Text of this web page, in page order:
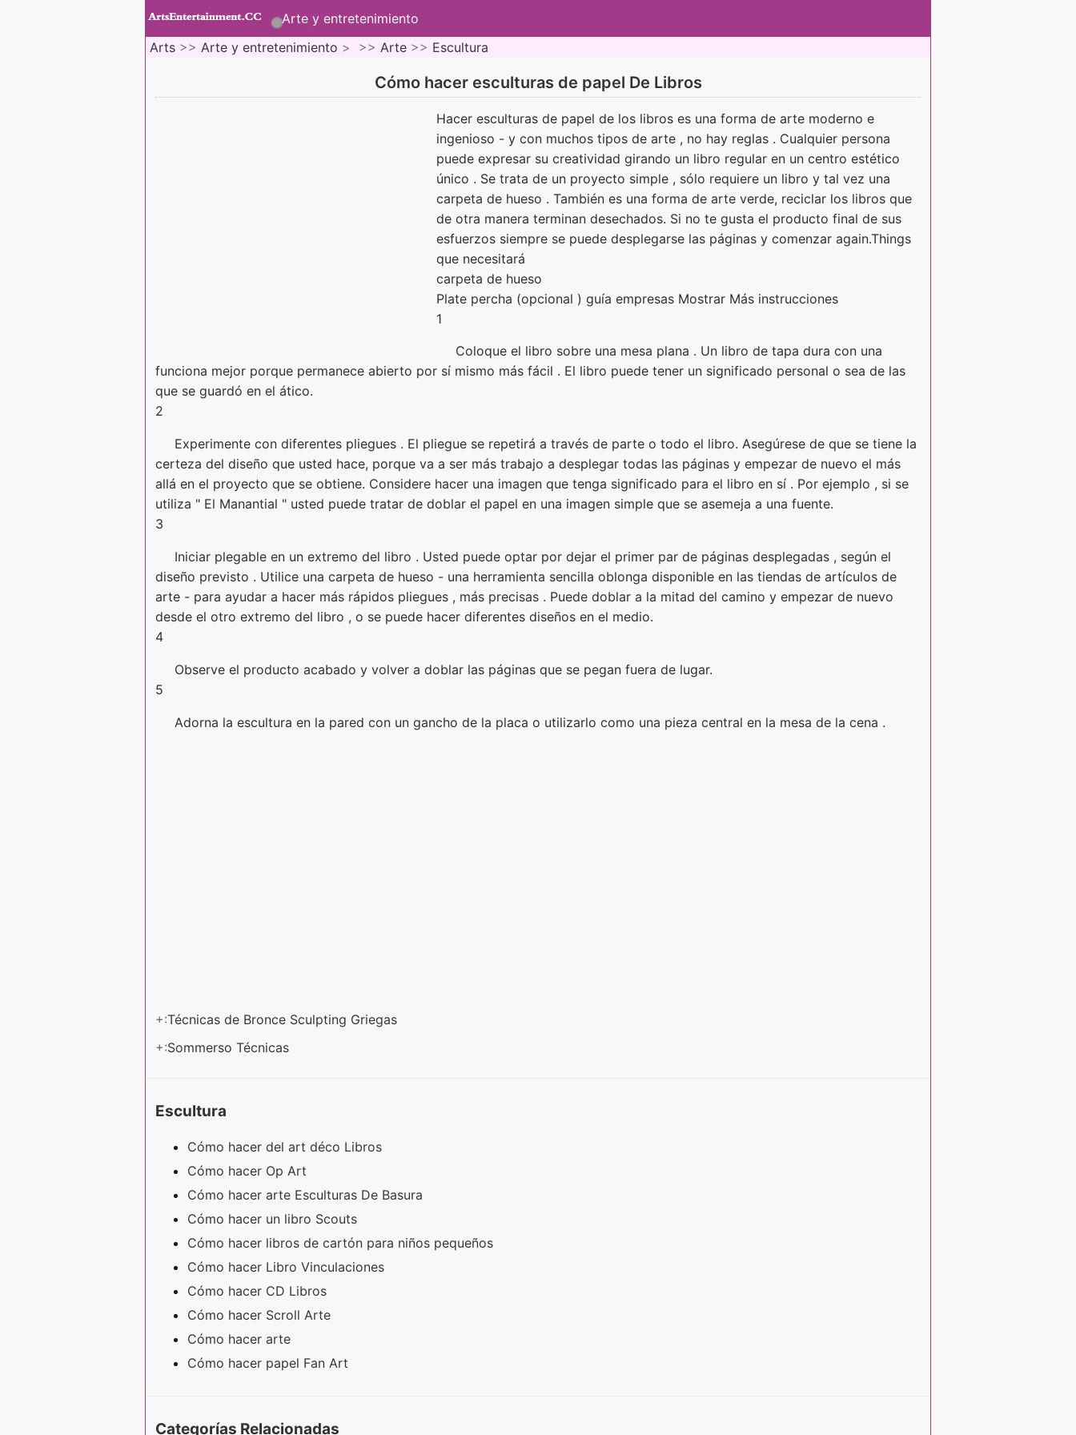
Arte y entretenimiento
Arts >> Arte y entretenimiento > >> Arte >> Escultura
Cómo hacer esculturas de papel De Libros
Hacer esculturas de papel de los libros es una forma de arte moderno e
ingenioso - y con muchos tipos de arte , no hay reglas . Cualquier persona
puede expresar su creatividad girando un libro regular en un centro estético
único . Se trata de un proyecto simple , sólo requiere un libro y tal vez una
carpeta de hueso . También es una forma de arte verde, reciclar los libros que
de otra manera terminan desechados. Si no te gusta el producto final de sus
esfuerzos siempre se puede desplegarse las páginas y comenzar again.Things
que necesitará
carpeta de hueso
Plate percha (opcional ) guía empresas Mostrar Más instrucciones
1
Coloque el libro sobre una mesa plana . Un libro de tapa dura con una
funciona mejor porque permanece abierto por sí mismo más fácil . El libro puede tener un significado personal o sea de las
que se guardó en el ático.
2
Experimente con diferentes pliegues . El pliegue se repetirá a través de parte o todo el libro. Asegúrese de que se tiene la
certeza del diseño que usted hace, porque va a ser más trabajo a desplegar todas las páginas y empezar de nuevo el más
allá en el proyecto que se obtiene. Considere hacer una imagen que tenga significado para el libro en sí . Por ejemplo , si se
utiliza " El Manantial " usted puede tratar de doblar el papel en una imagen simple que se asemeja a una fuente.
3
Iniciar plegable en un extremo del libro . Usted puede optar por dejar el primer par de páginas desplegadas , según el
diseño previsto . Utilice una carpeta de hueso - una herramienta sencilla oblonga disponible en las tiendas de artículos de
arte - para ayudar a hacer más rápidos pliegues , más precisas . Puede doblar a la mitad del camino y empezar de nuevo
desde el otro extremo del libro , o se puede hacer diferentes diseños en el medio.
4
Observe el producto acabado y volver a doblar las páginas que se pegan fuera de lugar.
5
Adorna la escultura en la pared con un gancho de la placa o utilizarlo como una pieza central en la mesa de la cena .
+:Técnicas de Bronce Sculpting Griegas
+:Sommerso Técnicas
Escultura
Cómo hacer del art déco Libros
Cómo hacer Op Art
Cómo hacer arte Esculturas De Basura
Cómo hacer un libro Scouts
Cómo hacer libros de cartón para niños pequeños
Cómo hacer Libro Vinculaciones
Cómo hacer CD Libros
Cómo hacer Scroll Arte
Cómo hacer arte
Cómo hacer papel Fan Art
Categorías Relacionadas